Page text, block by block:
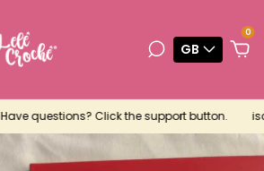
GB
0
questions? Click the support button.